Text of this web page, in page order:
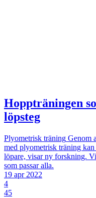
Hoppträningen
löpsteg
Plyometrisk träning Genom
med plyometrisk träning
löpare, visar ny forskning.
som passar alla.
19 apr 2022
4
45